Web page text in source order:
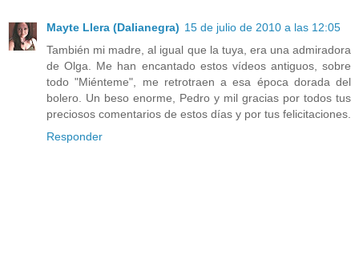
Mayte Llera (Dalianegra) 15 de julio de 2010 a las 12:05
También mi madre, al igual que la tuya, era una admiradora
de Olga. Me han encantado estos vídeos antiguos, sobre
todo "Miénteme", me retrotraen a esa época dorada del
bolero. Un beso enorme, Pedro y mil gracias por todos tus
preciosos comentarios de estos días y por tus felicitaciones.
Responder